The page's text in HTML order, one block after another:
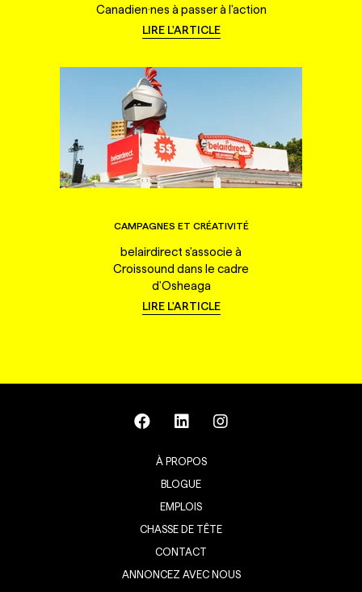
Canadien·nes à passer à l'action
LIRE L'ARTICLE
CAMPAGNES ET CRÉATIVITÉ
belairdirect s'associe à
Croissound dans le cadre
d'Osheaga
LIRE L'ARTICLE
À PROPOS
BLOGUE
EMPLOIS
CHASSE DE TÊTE
CONTACT
ANNONCEZ AVEC NOUS